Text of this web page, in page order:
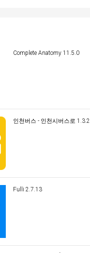
Complete Anatomy 11.5.0
인천버스 - 인천시버스로 1.3.2
Fulli 2.7.13